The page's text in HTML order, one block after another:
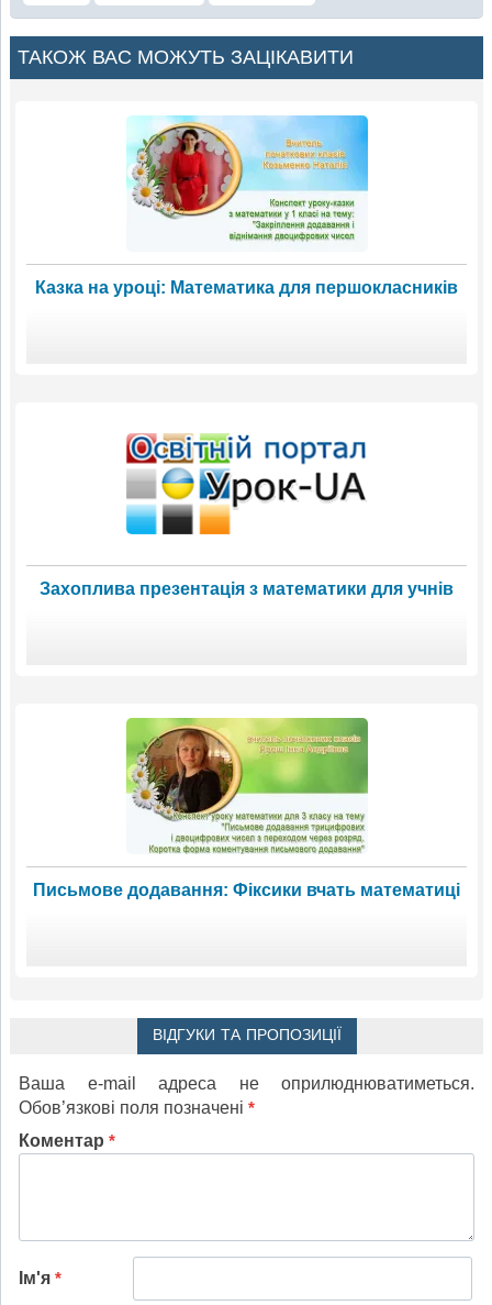
ТАКОЖ ВАС МОЖУТЬ ЗАЦІКАВИТИ
Казка на уроці: Математика для першокласників
Захоплива презентація з математики для учнів
Письмове додавання: Фіксики вчать математиці
ВІДГУКИ ТА ПРОПОЗИЦІЇ
Ваша e-mail адреса не оприлюднюватиметься.
Обов’язкові поля позначені *
Коментар *
Ім'я *